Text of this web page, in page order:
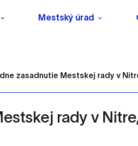
Mestský úrad
zasadnutie Mestskej rady v
rady v